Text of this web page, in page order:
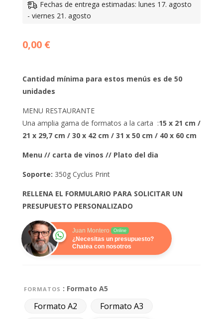
Fechas de entrega estimadas: lunes 17. agosto
- viernes 21. agosto
0,00 €
Cantidad mínima para estos menús es de 50
unidades
MENU RESTAURANTE
Una amplia gama de formatos a la carta :15 x 21 cm /
21 x 29,7 cm / 30 x 42 cm / 31 x 50 cm / 40 x 60 cm
Menu // carta de vinos // Plato del dia
Soporte: 350g Cyclus Print
RELLENA EL FORMULARIO PARA SOLICITAR UN
PRESUPUESTO PERSONALIZADO
Juan Montero Online
¿Necesitas un presupuesto?
Chatea con nosotros
FORMATOS : Formato A5
Formato A2
Formato A3